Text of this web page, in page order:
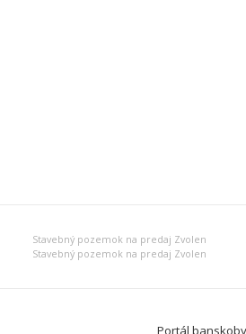
Stavebný pozemok na predaj Zvolen
Stavebný pozemok na predaj Zvolen
Portál